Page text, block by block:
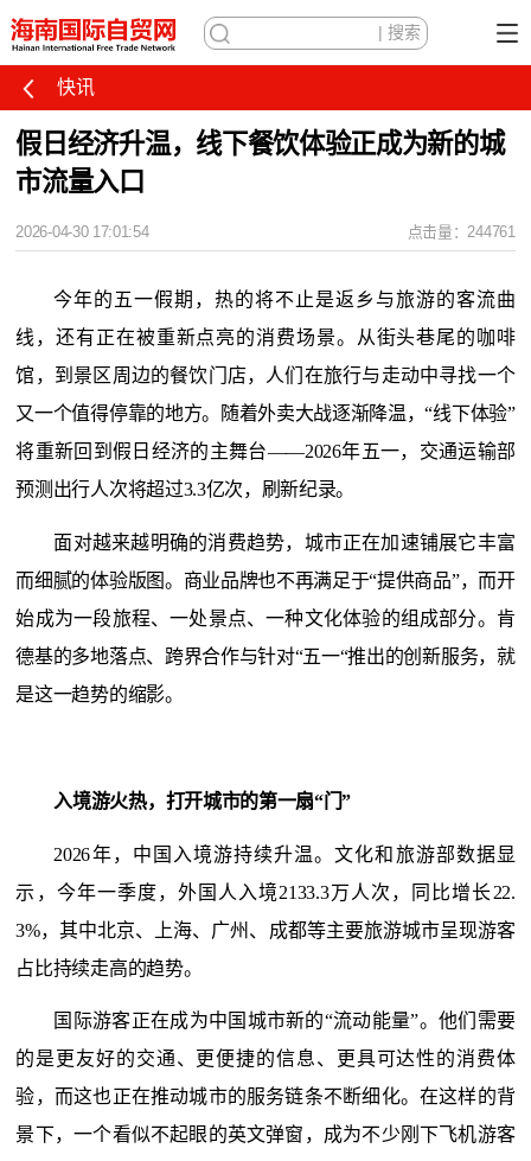
快讯
假日经济升温，线下餐饮体验正成为新的城
市流量入口
2026-04-30 17:01:54 点击量：244761
今年的五一假期，热的将不止是返乡与旅游的客流曲
线，还有正在被重新点亮的消费场景。从街头巷尾的咖啡
馆，到景区周边的餐饮门店，人们在旅行与走动中寻找一个
又一个值得停靠的地方。随着外卖大战逐渐降温，“线下体验”
将重新回到假日经济的主舞台——2026年五一，交通运输部
预测出行人次将超过3.3亿次，刷新纪录。
面对越来越明确的消费趋势，城市正在加速铺展它丰富
而细腻的体验版图。商业品牌也不再满足于“提供商品”，而开
始成为一段旅程、一处景点、一种文化体验的组成部分。肯
德基的多地落点、跨界合作与针对“五一“推出的创新服务，就
是这一趋势的缩影。
入境游火热，打开城市的第一扇“门”
2026年，中国入境游持续升温。文化和旅游部数据显
示，今年一季度，外国人入境2133.3万人次，同比增长22.
3%，其中北京、上海、广州、成都等主要旅游城市呈现游客
占比持续走高的趋势。
国际游客正在成为中国城市新的“流动能量”。他们需要
的是更友好的交通、更便捷的信息、更具可达性的消费体
验，而这也正在推动城市的服务链条不断细化。在这样的背
景下，一个看似不起眼的英文弹窗，成为不少刚下飞机游客